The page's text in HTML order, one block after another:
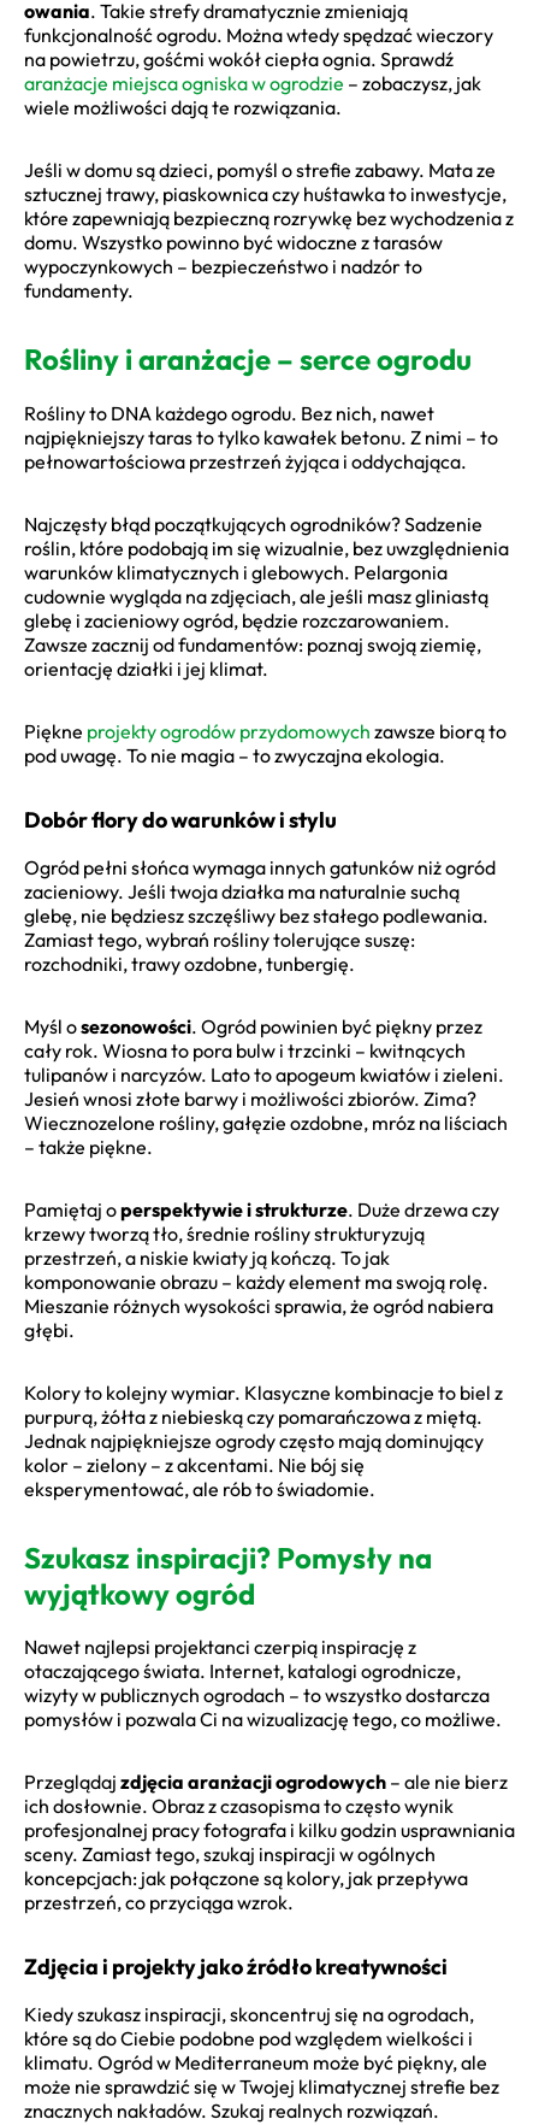
owania. Takie strefy dramatycznie zmieniają
funkcjonalność ogrodu. Można wtedy spędzać wieczory
na powietrzu, gośćmi wokół ciepła ognia. Sprawdź
aranżacje miejsca ogniska w ogrodzie – zobaczysz, jak
wiele możliwości dają te rozwiązania.
Jeśli w domu są dzieci, pomyśl o strefie zabawy. Mata ze
sztucznej trawy, piaskownica czy huśtawka to inwestycje,
które zapewniają bezpieczną rozrywkę bez wychodzenia z
domu. Wszystko powinno być widoczne z tarasów
wypoczynkowych – bezpieczeństwo i nadzór to
fundamenty.
Rośliny i aranżacje – serce ogrodu
Rośliny to DNA każdego ogrodu. Bez nich, nawet
najpiękniejszy taras to tylko kawałek betonu. Z nimi – to
pełnowartościowa przestrzeń żyjąca i oddychająca.
Najczęsty błąd początkujących ogrodników? Sadzenie
roślin, które podobają im się wizualnie, bez uwzględnienia
warunków klimatycznych i glebowych. Pelargonia
cudownie wygląda na zdjęciach, ale jeśli masz gliniastą
glebę i zacieniowy ogród, będzie rozczarowaniem.
Zawsze zacznij od fundamentów: poznaj swoją ziemię,
orientację działki i jej klimat.
Piękne projekty ogrodów przydomowych zawsze biorą to
pod uwagę. To nie magia – to zwyczajna ekologia.
Dobór flory do warunków i stylu
Ogród pełni słońca wymaga innych gatunków niż ogród
zacieniowy. Jeśli twoja działka ma naturalnie suchą
glebę, nie będziesz szczęśliwy bez stałego podlewania.
Zamiast tego, wybrań rośliny tolerujące suszę:
rozchodniki, trawy ozdobne, tunbergię.
Myśl osezonowości. Ogród powinien być piękny przez
cały rok. Wiosna to pora bulw i trzcinki – kwitnących
tulipanów i narcyzów. Lato to apogeum kwiatów i zieleni.
Jesień wnosi złote barwy i możliwości zbiorów. Zima?
Wiecznozelone rośliny, gałęzie ozdobne, mróz na liściach
– także piękne.
Pamiętaj operspektywie i strukturze. Duże drzewa czy
krzewy tworzą tło, średnie rośliny strukturyzują
przestrzeń, a niskie kwiaty ją kończą. To jak
komponowanie obrazu – każdy element ma swoją rolę.
Mieszanie różnych wysokości sprawia, że ogród nabiera
głębi.
Kolory to kolejny wymiar. Klasyczne kombinacje to biel z
purpurą, żółta z niebieską czy pomarańczowa z miętą.
Jednak najpiękniejsze ogrody często mają dominujący
kolor – zielony – z akcentami. Nie bój się
eksperymentować, ale rób to świadomie.
Szukasz inspiracji? Pomysły na
wyjątkowy ogród
Nawet najlepsi projektanci czerpią inspirację z
otaczającego świata. Internet, katalogi ogrodnicze,
wizyty w publicznych ogrodach – to wszystko dostarcza
pomysłów i pozwala Ci na wizualizację tego, co możliwe.
Przeglądaj zdjęcia aranżacji ogrodowych – ale nie bierz
ich dosłownie. Obraz z czasopisma to często wynik
profesjonalnej pracy fotografa i kilku godzin usprawniania
sceny. Zamiast tego, szukaj inspiracji w ogólnych
koncepcjach: jak połączone są kolory, jak przepływa
przestrzeń, co przyciąga wzrok.
Zdjęcia i projekty jako źródło kreatywności
Kiedy szukasz inspiracji, skoncentruj się na ogrodach,
które są do Ciebie podobne pod względem wielkości i
klimatu. Ogród w Mediterraneum może być piękny, ale
może nie sprawdzić się w Twojej klimatycznej strefie bez
znacznych nakładów. Szukaj realnych rozwiązań.